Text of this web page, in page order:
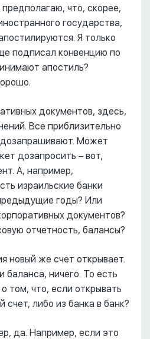
предполагаю, что, скорее,
государства,
Я только
подписал конвенцию по
апостиль?
документов, здесь,
Все приблизительно
Может
дозапросить – вот,
А, например,
израильские банки
годы? Или
документов?
отчетность, балансы?
новый же счет открывает.
баланса, ничего. То есть
том, что, если открывать
счет, либо из банка в банк?
да. Например, если это